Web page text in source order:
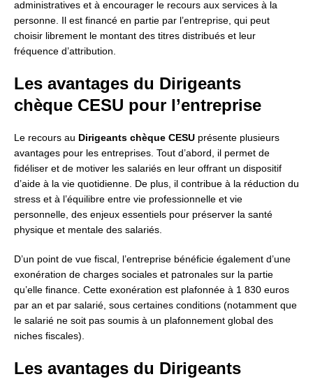
administratives et à encourager le recours aux services à la
personne. Il est financé en partie par l’entreprise, qui peut
choisir librement le montant des titres distribués et leur
fréquence d’attribution.
Les avantages du Dirigeants
chèque CESU pour l’entreprise
Le recours au Dirigeants chèque CESU présente plusieurs
avantages pour les entreprises. Tout d’abord, il permet de
fidéliser et de motiver les salariés en leur offrant un dispositif
d’aide à la vie quotidienne. De plus, il contribue à la réduction du
stress et à l’équilibre entre vie professionnelle et vie
personnelle, des enjeux essentiels pour préserver la santé
physique et mentale des salariés.
D’un point de vue fiscal, l’entreprise bénéficie également d’une
exonération de charges sociales et patronales sur la partie
qu’elle finance. Cette exonération est plafonnée à 1 830 euros
par an et par salarié, sous certaines conditions (notamment que
le salarié ne soit pas soumis à un plafonnement global des
niches fiscales).
Les avantages du Dirigeants